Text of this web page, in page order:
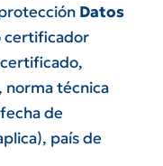
Datos
certificador
norma técnica
de
país de